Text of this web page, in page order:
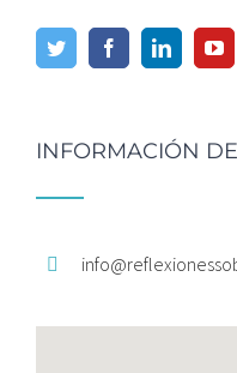
INFORMACIÓN
info@